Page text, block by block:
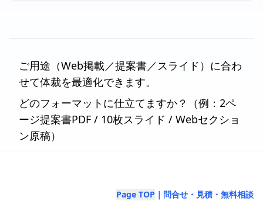
ご用途（Web掲載／提案書／スライド）に合わ
せて体裁を最適化できます。
どのフォーマットに仕立てますか？（例：2ペ
ージ提案書PDF / 10枚スライド / Webセクショ
ン原稿）
Page TOP ｜問合せ・見積・無料相談